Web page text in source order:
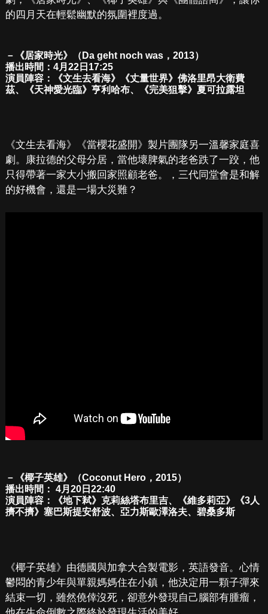
的四月天在輕鬆幽默的氛圍裡度過。
－《居家時光》（Da geht noch was，2013）
播出時間：4月22日17:25
演員陣容：《文生去看海》《丈量世界》佛洛里昂大衛費
茲、《天神愛光臨》亨利哈布、《完美狙擊》夏可拉露坦
《文生去看海》《當櫻花盛開》製片團隊另一溫馨家庭喜
劇。康拉德的父母分居，當他壞脾氣的老爸跌了一跤，他
只得帶著一家大小搬回家照顧老爸。，三代同堂會是和解
的好機會，還是一場大災難？
－《椰子英雄》（Coconut Hero，2015）
播出時間： 4月20日22:40
演員陣容：《地下弒》克莉絲塔布里吉、《維多莉亞》《3人
擠不擠》塞巴斯提安舒波、亞力斯歐澤洛夫、碧桑多斯
《椰子英雄》由德國與加拿大合製電影，英語發音。心情
鬱悶的青少年與單親媽媽住在小鎮，他決定用一顆子彈來
結束一切，雖然僥倖沒死，卻意外發現自己腦部有腫瘤，